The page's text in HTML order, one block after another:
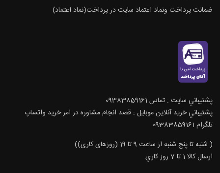
ضمانت پرداخت ونماد اعتماد سایت در پرداخت(نماد اعتماد)
پشتيباني سايت : تماس 09383859161
پشتيباني خريد آنلاين موبايل : قصد انجام مشاوره در امر خرید واتساپ
تلگرام 09383859161
( شنبه تا پنج شنبه از ساعت 9 تا 19 (روزهای کاری))
ارسال كالا 1 تا 7 روز كاري